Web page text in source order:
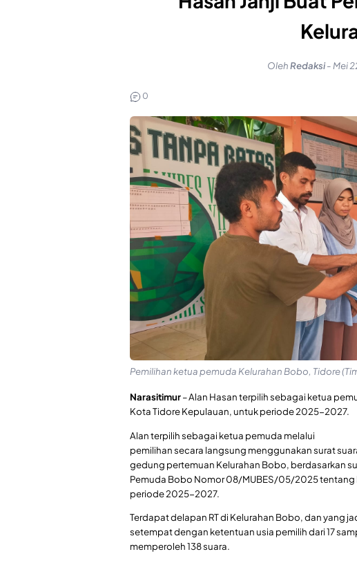
OlehRedaksi - Mei
0
Pemilihan ketua pemuda Kelurahan Bobo, Tidore
Narasitimur– Alan Hasan terpilih sebagai ketua
Kota Tidore Kepulauan, untuk periode 2025-2027.
Alan terpilih sebagai ketua pemuda melalui
pemilihan secara langsung menggunakan surat
gedung pertemuan Kelurahan Bobo, berdasarkan
Pemuda Bobo Nomor 08/MUBES/05/2025
periode 2025-2027.
Terdapat delapan RT di Kelurahan Bobo, dan yang
setempat dengan ketentuan usia pemilih dari 17
memperoleh 138 suara.